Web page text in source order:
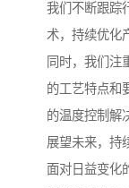
我们不断跟踪
术，持续优化
同时，我们注
的工艺特点和
的温度控制解
展望未来，持
面对日益变化